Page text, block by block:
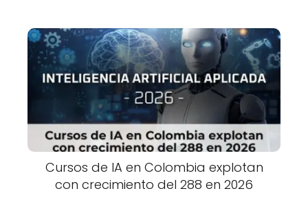
Cursos de IA en Colombia explotan
con crecimiento del 288 en 2026